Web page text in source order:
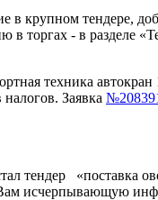
крупном тендере,
торгах - в разделе
техника автокран
Заявка
тендер «поставка
Вам исчерпывающую